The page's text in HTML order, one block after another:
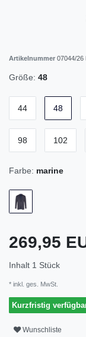
Artikelnummer 07044/26
Größe: 48
44 48
98 102
Farbe: marine
269,95
Inhalt 1 Stück
* inkl. ges. MwSt.
Kurzfristig
Wunschliste